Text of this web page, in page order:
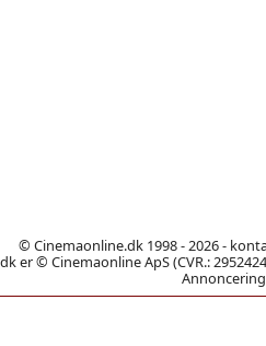
© Cinemaonline.dk 1998 - 2026 -
er © Cinemaonline ApS (CVR.: